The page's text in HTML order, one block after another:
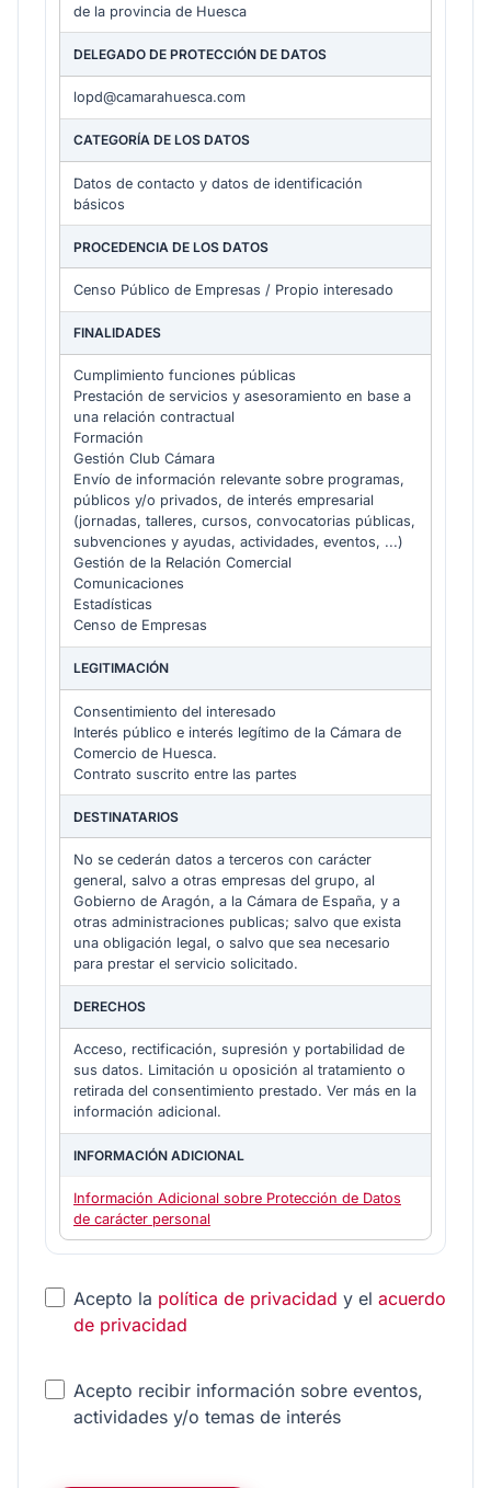
de la provincia de Huesca
DELEGADO DE PROTECCIÓN DE DATOS
lopd@camarahuesca.com
CATEGORÍA DE LOS DATOS
Datos de contacto y datos de identificación
básicos
PROCEDENCIA DE LOS DATOS
Censo Público de Empresas / Propio interesado
FINALIDADES
Cumplimiento funciones públicas
Prestación de servicios y asesoramiento en base a
una relación contractual
Formación
Gestión Club Cámara
Envío de información relevante sobre programas,
públicos y/o privados, de interés empresarial
(jornadas, talleres, cursos, convocatorias públicas,
subvenciones y ayudas, actividades, eventos, ...)
Gestión de la Relación Comercial
Comunicaciones
Estadísticas
Censo de Empresas
LEGITIMACIÓN
Consentimiento del interesado
Interés público e interés legítimo de la Cámara de
Comercio de Huesca.
Contrato suscrito entre las partes
DESTINATARIOS
No se cederán datos a terceros con carácter
general, salvo a otras empresas del grupo, al
Gobierno de Aragón, a la Cámara de España, y a
otras administraciones publicas; salvo que exista
una obligación legal, o salvo que sea necesario
para prestar el servicio solicitado.
DERECHOS
Acceso, rectificación, supresión y portabilidad de
sus datos. Limitación u oposición al tratamiento o
retirada del consentimiento prestado. Ver más en la
información adicional.
INFORMACIÓN ADICIONAL
Información Adicional sobre Protección de Datos
de carácter personal
Acepto la política de privacidad y el acuerdo
de privacidad
Email
Address(*)
Acepto recibir información sobre eventos,
actividades y/o temas de interés